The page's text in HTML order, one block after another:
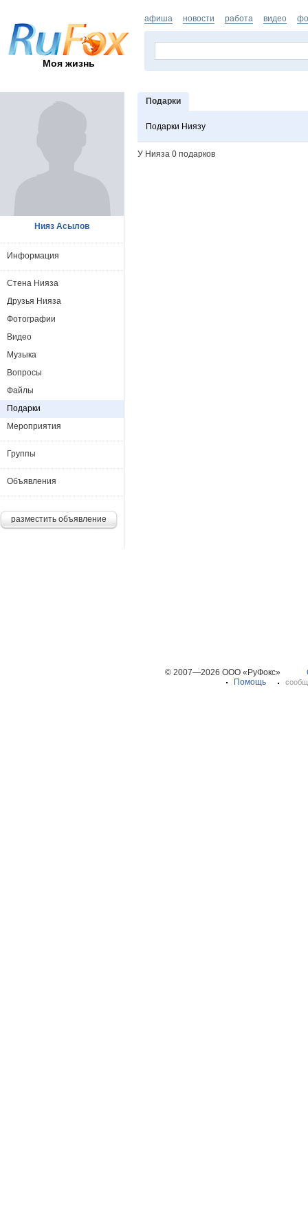
Моя жизнь
афиша новости работа видео
Подарки
Подарки Ниязу
У Нияза 0 подарков
Нияз Асылов
Информация
Стена Нияза
Друзья Нияза
Фотографии
Видео
Музыка
Вопросы
Файлы
Подарки
Мероприятия
Группы
Объявления
разместить объявление
© 2007—2026 ООО «РуФокс»
Помощь